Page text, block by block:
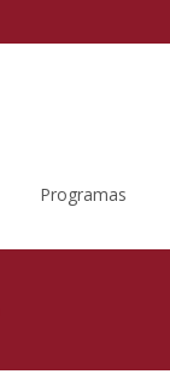
Programas